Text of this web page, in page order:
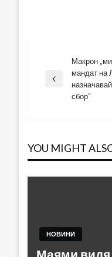
Previous
Макрон
мандат на
сбор“
YOU MIGHT
НОВИНИ
Маями видя